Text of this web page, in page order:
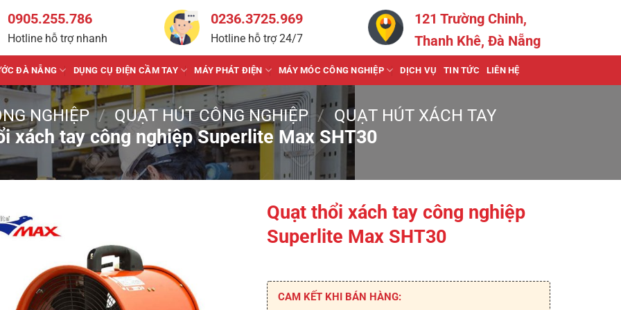
0905.255.786
Hotline hỗ trợ nhanh
0236.3725.969
Hotline hỗ trợ 24/7
121 Trường Chinh,
Thanh Khê, Đà Nẵng
ĐÀ NẴNG DỤNG CỤ ĐIỆN CẦM TAY MÁY PHÁT ĐIỆN MÁY MÓC CÔNG NGHIỆP DỊCH VỤ TIN TỨC LIÊN HỆ
NGHIỆP / QUẠT HÚT CÔNG NGHIỆP / QUẠT HÚT XÁCH TAY
xách tay công nghiệp Superlite Max SHT30
Quạt thổi xách tay công nghiệp
Superlite Max SHT30
CAM KẾT KHI BÁN HÀNG: